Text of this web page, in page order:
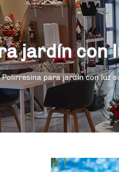
jardín con
Polirresina para jardín con luz